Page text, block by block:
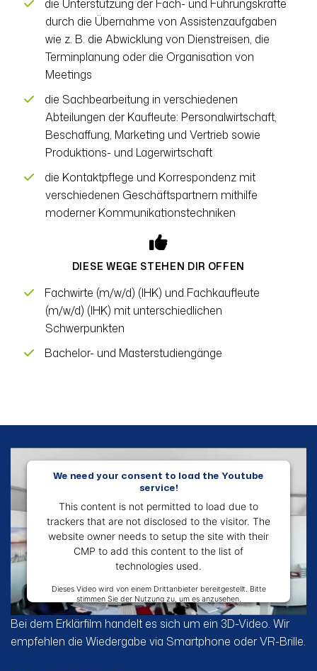
die Unterstützung der Fach- und Führungskräfte
durch die Übernahme von Assistenzaufgaben
wie z. B. die Abwicklung von Dienstreisen, die
Terminplanung oder die Organisation von
Meetings
die Sachbearbeitung in verschiedenen
Abteilungen der Kaufleute: Personalwirtschaft,
Beschaffung, Marketing und Vertrieb sowie
Produktions- und Lagerwirtschaft
die Kontaktpflege und Korrespondenz mit
verschiedenen Geschäftspartnern mithilfe
moderner Kommunikationstechniken
DIESE WEGE STEHEN DIR OFFEN
Fachwirte (m/w/d) (IHK) und Fachkaufleute
(m/w/d) (IHK) mit unterschiedlichen
Schwerpunkten
Bachelor- und Masterstudiengänge
We need your consent to load the Youtube
service!
This content is not permitted to load due to
trackers that are not disclosed to the visitor. The
website owner needs to setup the site with their
CMP to add this content to the list of
technologies used.
More Information Accept
Bei dem Erklärfilm handelt es sich um ein 3D-Video. Wir
empfehlen die Wiedergabe via Smartphone oder VR-Brille.